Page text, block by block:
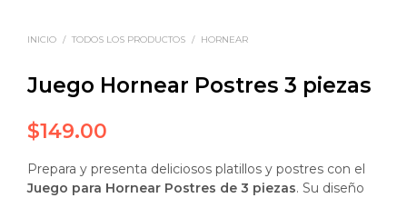
INICIO / TODOS LOS PRODUCTOS / HORNEAR
Juego Hornear Postres 3 piezas
$149.00
Prepara y presenta deliciosos platillos y postres con el
Juego para Hornear Postres de 3 piezas. Su diseño